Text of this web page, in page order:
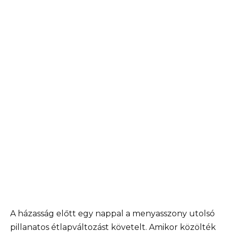
A házasság előtt egy nappal a menyasszony utolsó
pillanatos étlapváltozást követelt. Amikor közölték